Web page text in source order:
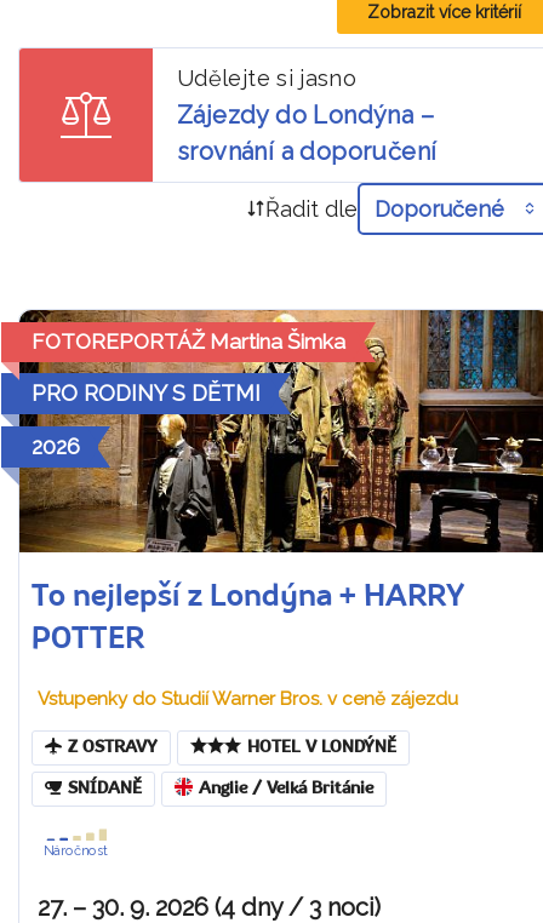
Zobrazit více kritérií
Udělejte si jasno
Zájezdy do Londýna –
srovnání a doporučení
Řadit dle Doporučené
FOTOREPORTÁŽ Martina Šimka
PRO RODINY S DĚTMI
2026
To nejlepší z Londýna + HARRY
POTTER
Vstupenky do Studií Warner Bros. v ceně zájezdu
Z OSTRAVY HOTEL V LONDÝNĚ
SNÍDANĚ Anglie / Velká Británie
Náročnost
27. – 30. 9. 2026 (4 dny / 3 noci)